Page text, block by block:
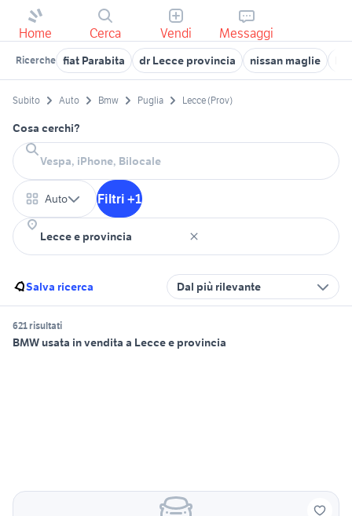
Home Cerca Vendi Messaggi
Ricerche fiat Parabita dr Lecce provincia nissan maglie
Subito Auto Bmw Puglia Lecce (Prov)
Cosa cerchi?
Auto Filtri +1
Salva ricerca Dal più rilevante
621 risultati
BMW usata in vendita a Lecce e provincia